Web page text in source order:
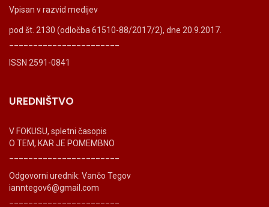
Vpisan v razvid medijev
pod št. 2130 (odločba 61510-88/2017/2), dne 20.9.2017.
ISSN 2591-0841
UREDNIŠTVO
V FOKUSU, spletni časopis
O TEM, KAR JE POMEMBNO
Odgovorni urednik: Vančo Tegov
ianntegov6@gmail.com